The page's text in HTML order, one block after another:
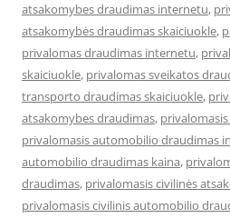
atsakomybes draudimas internetu,
atsakomybės draudimas skaiciuokle,
privalomas draudimas internetu,
skaiciuokle, privalomas sveikatos
transporto draudimas skaiciuokle,
atsakomybes draudimas,
privalomasis automobilio draudimas
automobilio draudimas kaina,
draudimas, privalomasis civilinės
privalomasis civilinis automobilio